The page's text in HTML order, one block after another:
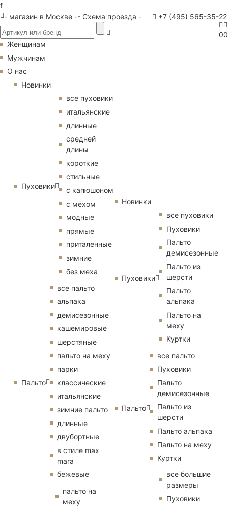
f
- магазин в Москве -- Схема проезда - +7 (495) 565-35-22
00
Женщинам
Мужчинам
О нас
Новинки
Пуховики
все пуховики
итальянские
длинные
средней
длины
короткие
стильные
с капюшоном
с мехом
модные
прямые
приталенные
зимние
без меха
Пальто
все пальто
альпака
демисезонные
кашемировые
шерстяные
пальто на меху
парки
классические
итальянские
зимние пальто
длинные
двубортные
в стиле max
mara
бежевые
пальто на
меху
Новинки
Пуховики
все пуховики
Пуховики
Пальто
демисезонные
Пальто из
шерсти
Пальто
альпака
Пальто на
меху
Куртки
Пальто
все пальто
Пуховики
Пальто
демисезонные
Пальто из
шерсти
Пальто альпака
Пальто на меху
Куртки
все большие
размеры
Пуховики